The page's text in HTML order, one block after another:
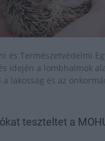
és Természetvédelmi
idején a lombhalmok
lakosság és az
teszteltet a